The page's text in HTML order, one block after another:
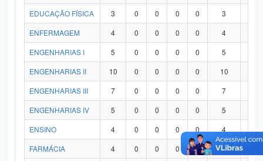
EDUCAÇÃO FÍSICA
3 0 0 0 0 3
ENFERMAGEM
4 0 0 0 0 4
ENGENHARIAS I
5 0 0 0 0 5
ENGENHARIAS II
10 0 0 0 0 10
ENGENHARIAS III
7 0 0 0 0 7
ENGENHARIAS IV
5 0 0 0 0 5
ENSINO
4 0 0 0 0 4
FARMÁCIA
4 0 0 0 0 4